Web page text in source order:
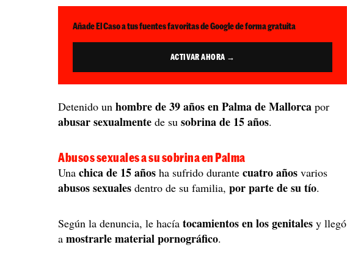
Añade El Caso a tus fuentes favoritas de Google de forma gratuita
ACTIVAR AHORA →
Detenido unhombre de 39 años en Palma de Mallorca por
abusar sexualmente de su sobrina de 15 años.
Abusos sexuales a su sobrina en Palma
Unachica de 15 años ha sufrido durantecuatro años varios
abusos sexuales dentro de su familia,por parte de su tío.
Según la denuncia, le hacíatocamientos en los genitalesy llegó
amostrarle material pornográfico.